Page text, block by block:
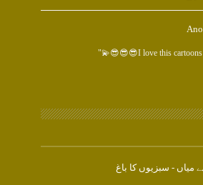
میاں - سبزیوں کا باغ